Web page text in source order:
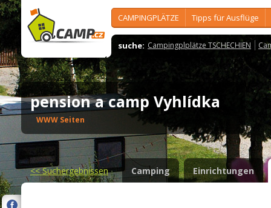
CAMPINGPLÄTZE Tipps für Ausflüge
suche: Campingplplätze TSCHECHIEN
pension a camp Vyhlídka
WWW Seiten
<<Suchergebnissen Camping Einrichtungen